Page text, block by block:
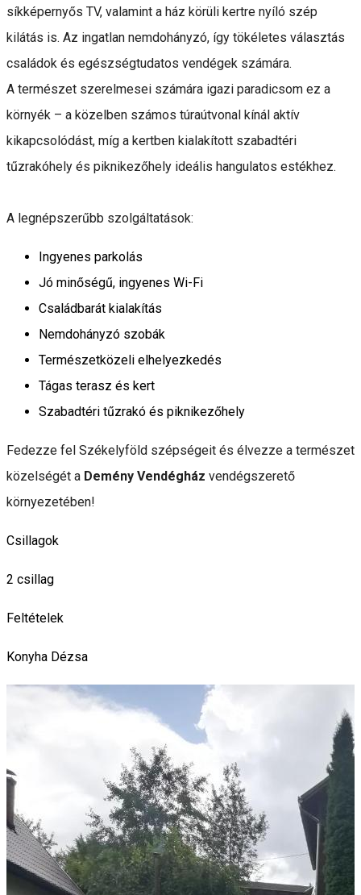
síkképernyős TV, valamint a ház körüli kertre nyíló szép
kilátás is. Az ingatlan nemdohányzó, így tökéletes választás
családok és egészségtudatos vendégek számára.
A természet szerelmesei számára igazi paradicsom ez a
környék – a közelben számos túraútvonal kínál aktív
kikapcsolódást, míg a kertben kialakított szabadtéri
tűzrakóhely és piknikezőhely ideális hangulatos estékhez.
A legnépszerűbb szolgáltatások:
Ingyenes parkolás
Jó minőségű, ingyenes Wi-Fi
Családbarát kialakítás
Nemdohányzó szobák
Természetközeli elhelyezkedés
Tágas terasz és kert
Szabadtéri tűzrakó és piknikezőhely
Fedezze fel Székelyföld szépségeit és élvezze a természet
közelségét a Demény Vendégház vendégszerető
környezetében!
Csillagok
2 csillag
Feltételek
Konyha Dézsa